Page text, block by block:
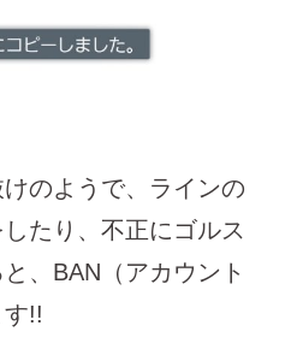
のようで、ラインの
たり、不正にゴルス
、BAN（アカウント
!!